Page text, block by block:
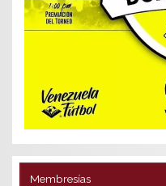
Membresías